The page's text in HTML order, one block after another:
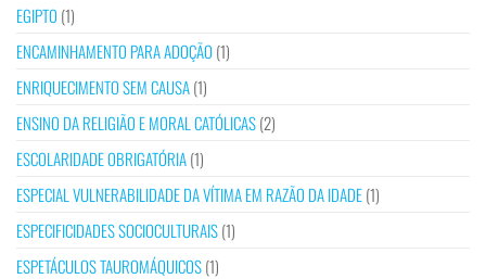
EGIPTO (1)
ENCAMINHAMENTO PARA ADOÇÃO (1)
ENRIQUECIMENTO SEM CAUSA(1)
ENSINO DA RELIGIÃO E MORAL CATÓLICAS(2)
ESCOLARIDADE OBRIGATÓRIA(1)
ESPECIAL VULNERABILIDADE DA VÍTIMA EM RAZÃO DA IDADE(1)
ESPECIFICIDADES SOCIOCULTURAIS(1)
ESPETÁCULOS TAUROMÁQUICOS(1)